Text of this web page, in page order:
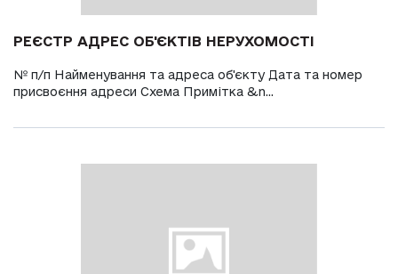
РЕЄСТР АДРЕС ОБ'ЄКТІВ НЕРУХОМОСТІ
№ п/п Найменування та адреса об'єкту Дата та номер
присвоєння адреси Схема Примітка &n...